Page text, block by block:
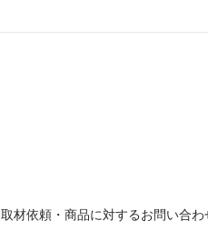
取材依頼・商品に対するお問い合